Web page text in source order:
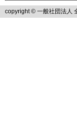
copyright © 一般社団法人